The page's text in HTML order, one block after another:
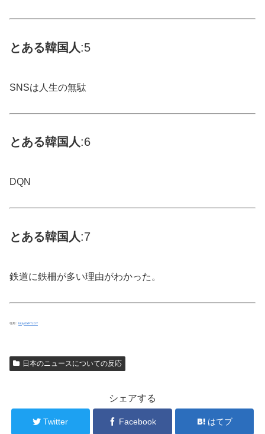
とある韓国 人:5
SNSは人生の無駄
とある韓国 人:6
DQN
とある韓国 人:7
鉄道に鉄柵が多い理由がわかった。
引用： bit.ly/3YFTzDY
日本のニュースについての反応
シェアする
Twitter Facebook はてブ